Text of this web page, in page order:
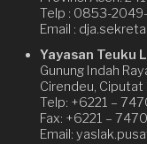
Telp : 0853-
Email :
Yayasan Teuku
Gunung Indah
Cirendeu, Ciputat
Telp: +6221 –
Fax: +6221 –
Email: